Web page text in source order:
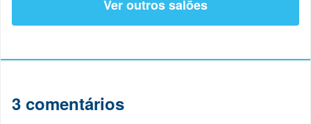
Ver outros salões
3 comentários